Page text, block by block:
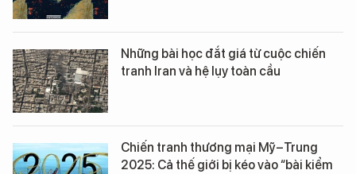
Những bài học đắt giá từ cuộc chiến
tranh Iran và hệ lụy toàn cầu
Chiến tranh thương mại Mỹ–Trung
2025: Cả thế giới bị kéo vào “bài kiểm